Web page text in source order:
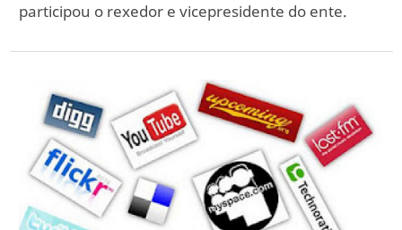
participou o rexedor e vicepresidente do ente.